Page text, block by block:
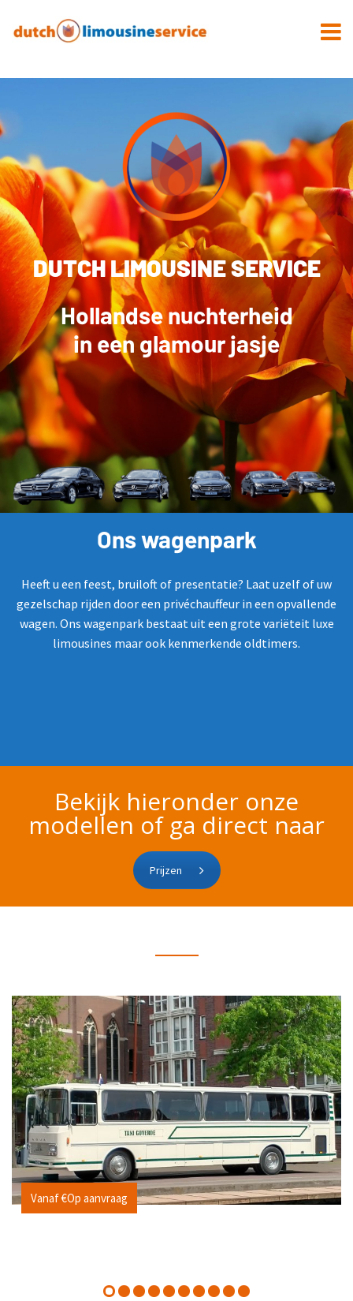
DUTCH LIMOUSINE SERVICE
Hollandse nuchterheid
in een glamour jasje
Ons wagenpark
Heeft u een feest, bruiloft of presentatie? Laat uzelf of uw
gezelschap rijden door een privéchauffeur in een opvallende
wagen. Ons wagenpark bestaat uit een grote variëteit luxe
limousines maar ook kenmerkende oldtimers.
Bekijk hieronder onze
modellen of ga direct naar
Prijzen
Vanaf €Op aanvraag